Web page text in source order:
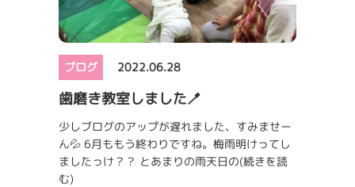
ブログ 2022.06.28
歯磨き教室しました🪥
少しブログのアップが遅れました、すみませー
ん💦 6月ももう終わりですね。梅雨明けってし
ましたっけ？？ とあまりの雨天日の(続きを読
む)